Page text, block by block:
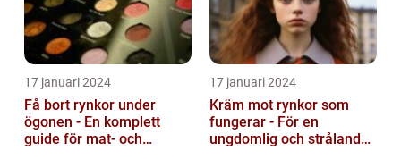
17 januari 2024
Få bort rynkor under
ögonen - En komplett
guide för mat- och
17 januari 2024
Kräm mot rynkor som
fungerar - För en
ungdomlig och strålande